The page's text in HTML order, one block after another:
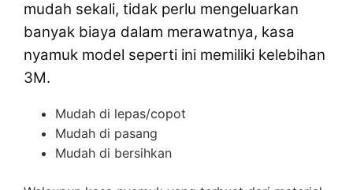
mudah sekali, tidak perlu mengeluarkan
banyak biaya dalam merawatnya, kasa
nyamuk model seperti ini memiliki kelebihan
3M.
Mudah di lepas/copot
Mudah di pasang
Mudah di bersihkan